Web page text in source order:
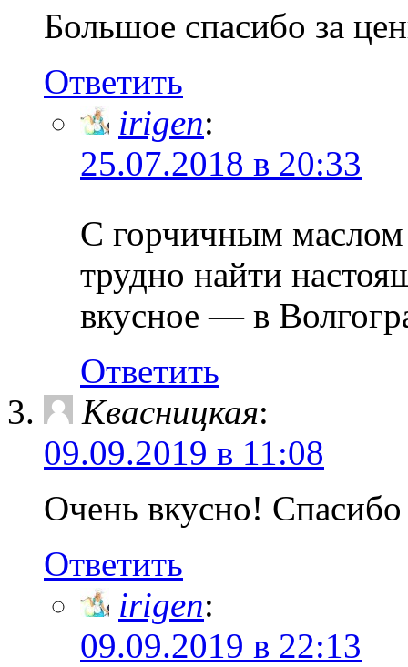
Большое спасибо за
Ответить
irigen:
25.07.2018 в 20:33
С горчичным
трудно найти
вкусное — в
Ответить
Квасницкая:
09.09.2019 в 11:08
Очень вкусно! Спасибо
Ответить
irigen:
09.09.2019 в 22:13